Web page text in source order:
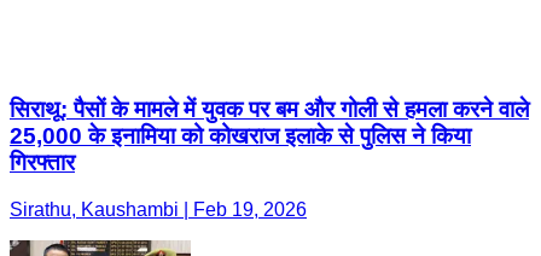
सिराथू: पैसों के मामले में युवक पर बम और गोली से हमला करने वाले
25,000 के इनामिया को कोखराज इलाके से पुलिस ने किया
गिरफ्तार
Sirathu, Kaushambi | Feb 19, 2026